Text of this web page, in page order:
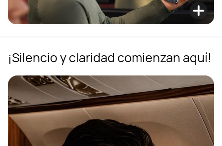
¡Silencio y claridad comienzan aquí!